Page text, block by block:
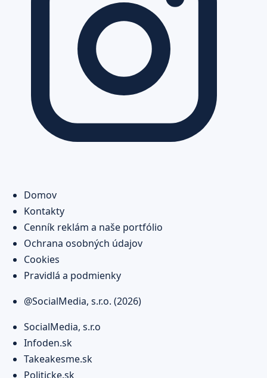
Domov
Kontakty
Cenník reklám a naše portfólio
Ochrana osobných údajov
Cookies
Pravidlá a podmienky
@SocialMedia, s.r.o. (2026)
SocialMedia, s.r.o
Infoden.sk
Takeakesme.sk
Politicke.sk